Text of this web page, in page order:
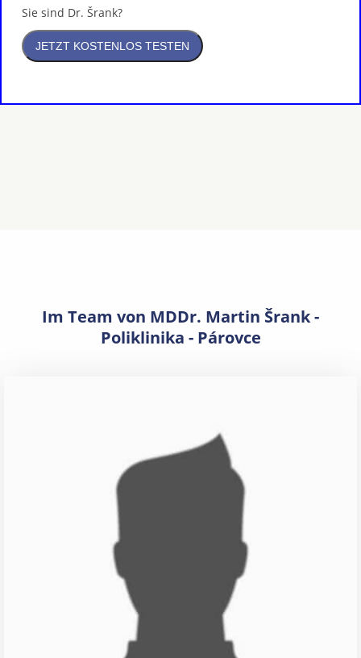
Sie sind Dr. Šrank?
Im Team von MDDr. Martin Šrank -
Poliklinika - Párovce